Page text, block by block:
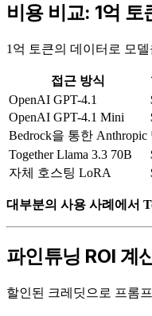
비용 비교: 1억 토
1억 토큰의 데이터로 모
접근 방식
OpenAI GPT-4.1
OpenAI GPT-4.1 Mini
Bedrock을 통한 Anthropic
Together Llama 3.3 70B
자체 호스팅 LoRA
대부분의 사용 사례에서
파인튜닝 ROI 계
할인된 크레딧으로 프롬